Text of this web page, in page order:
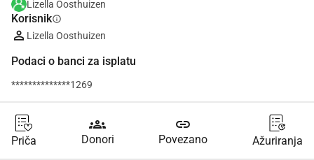
Lizella Oosthuizen
Korisnikinfo
Lizella Oosthuizen
Podaci o banci za isplatu
**************1269
Priča
groups
Donori
link
Povezano Ažuriranja